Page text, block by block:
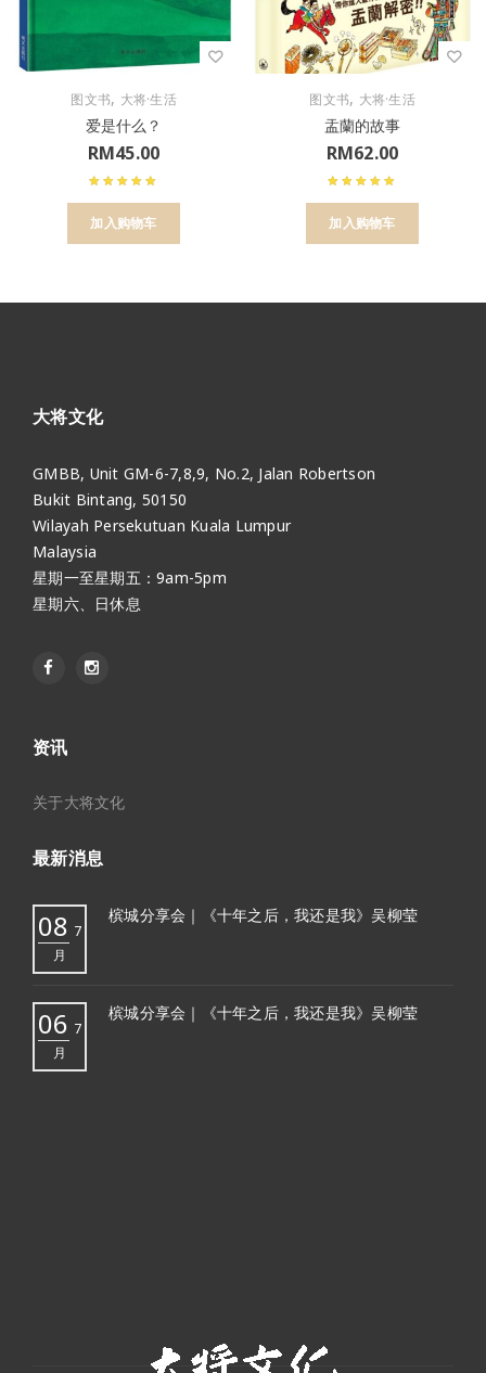
图文书, 大将·生活
爱是什么？
RM45.00
加入购物车
图文书, 大将·生活
盂蘭的故事
RM62.00
加入购物车
大将文化
GMBB, Unit GM-6-7,8,9, No.2, Jalan Robertson
Bukit Bintang, 50150
Wilayah Persekutuan Kuala Lumpur
Malaysia
星期一至星期五：9am-5pm
星期六、日休息
资讯
关于大将文化
最新消息
08 7
月
槟城分享会｜《十年之后，我还是我》吴柳莹
06 7
月
槟城分享会｜《十年之后，我还是我》吴柳莹